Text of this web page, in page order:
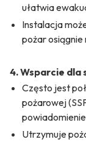
ułatwia
Instalacja
pożar
4. Wsparcie
Często jest
pożarowej
Utrzymuje